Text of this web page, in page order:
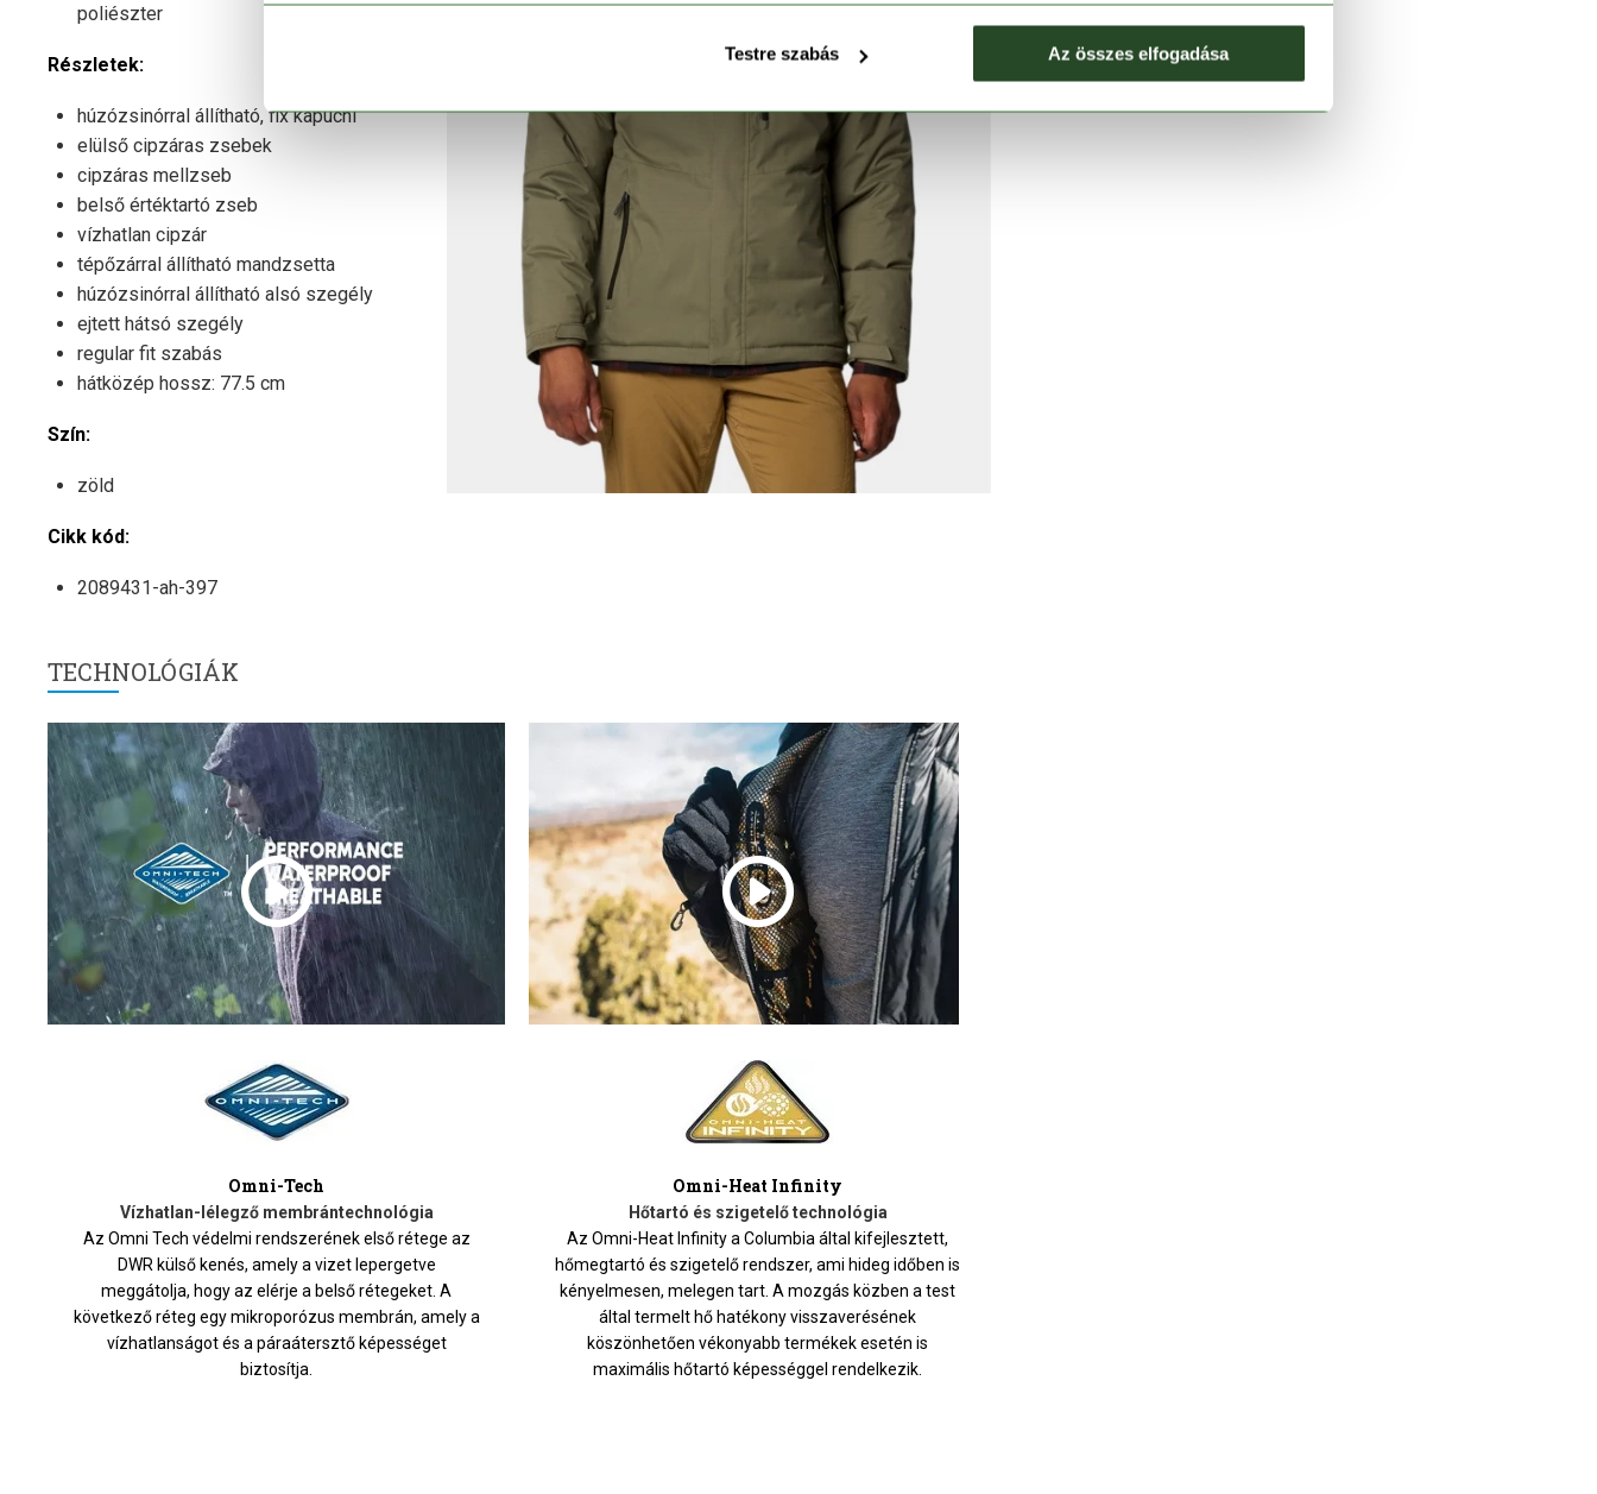
Testre szabás Az összes elfogadása
poliészter
Részletek:
húzózsinórral állítható, fix kapucni
elülső cipzáras zsebek
cipzáras mellzseb
belső értéktartó zseb
vízhatlan cipzár
tépőzárral állítható mandzsetta
húzózsinórral állítható alsó szegély
ejtett hátsó szegély
regular fit szabás
hátközép hossz: 77.5 cm
Szín:
zöld
Cikk kód:
2089431-ah-397
TECHNOLÓGIÁK
Omni-Tech
Vízhatlan-lélegző membrántechnológia
Az Omni Tech védelmi rendszerének első rétege az
DWR külső kenés, amely a vizet lepergetve
meggátolja, hogy az elérje a belső rétegeket. A
következő réteg egy mikroporózus membrán, amely a
vízhatlanságot és a páraátersztő képességet
biztosítja.
Omni-Heat Infinity
Hőtartó és szigetelő technológia
Az Omni-Heat Infinity a Columbia által kifejlesztett,
hőmegtartó és szigetelő rendszer, ami hideg időben is
kényelmesen, melegen tart. A mozgás közben a test
által termelt hő hatékony visszaverésének
köszönhetően vékonyabb termékek esetén is
maximális hőtartó képességgel rendelkezik.